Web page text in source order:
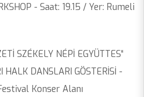
- Saat: 19.15 / Yer: Rumeli
SZÉKELY NÉPİ EGYÜTTES“
HALK DANSLARI GÖSTERİSİ -
Konser Alanı